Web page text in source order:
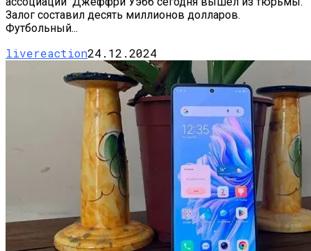
Залог составил десять миллионов долларов.
Футбольный...
livereaction24.12.2024